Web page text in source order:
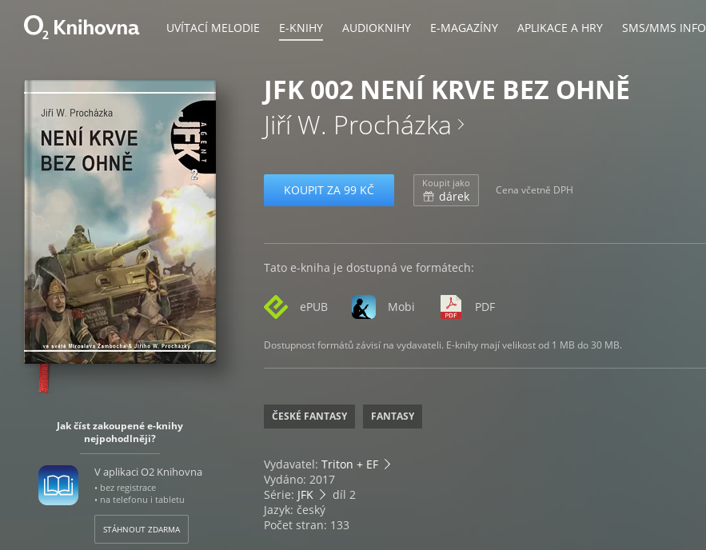
UVÍTACÍ MELODIE E-KNIHY AUDIOKNIHY E-MAGAZÍNY APLIKACE A HRY SMS/MMS INFO
Jak číst zakoupené e-knihy
nejpohodlněji?
V aplikaci O2 Knihovna
• bez registrace
• na telefonu i tabletu
STÁHNOUT ZDARMA
JFK 002 NENÍ KRVE BEZ OHNĚ
Jiří W. Procházka
KOUPIT ZA 99 KČ Koupit jako
dárek Cena včetně DPH
Tato e-kniha je dostupná ve formátech:
ePUB Mobi PDF
Dostupnost formátů závisí na vydavateli. E-knihy mají velikost od 1 MB do 30 MB.
ČESKÉ FANTASY FANTASY
Vydavatel: Triton + EF
Vydáno: 2017
Série: JFK
díl 2
Jazyk: český
Počet stran: 133